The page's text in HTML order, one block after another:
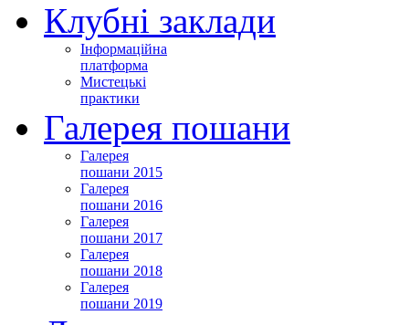
Клубні заклади
Інформаційна
платформа
Мистецькі
практики
Галерея пошани
Галерея
пошани 2015
Галерея
пошани 2016
Галерея
пошани 2017
Галерея
пошани 2018
Галерея
пошани 2019